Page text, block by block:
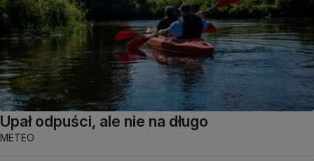
Upał odpuści, ale nie na długo
METEO